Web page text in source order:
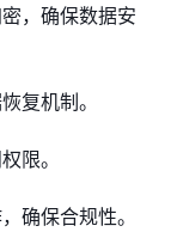
，确保数据安
复机制。
限。
确保合规性。